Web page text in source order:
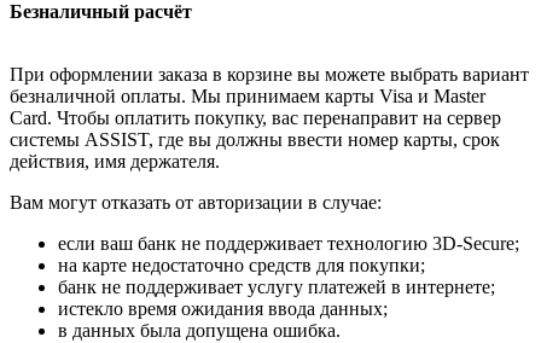
Безналичный расчёт
При оформлении заказа в корзине вы можете выбрать вариант
безналичной оплаты. Мы принимаем карты Visa и Master
Card. Чтобы оплатить покупку, вас перенаправит на сервер
системы ASSIST, где вы должны ввести номер карты, срок
действия, имя держателя.
Вам могут отказать от авторизации в случае:
если ваш банк не поддерживает технологию 3D-Secure;
на карте недостаточно средств для покупки;
банк не поддерживает услугу платежей в интернете;
истекло время ожидания ввода данных;
в данных была допущена ошибка.